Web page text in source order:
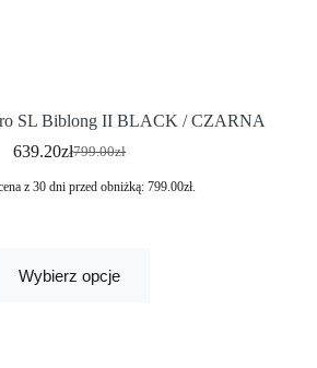
SL Biblong II BLACK / CZARNA
799.00zł
639.20zł
z 30 dni przed obniżką: 799.00zł.
Wybierz opcje